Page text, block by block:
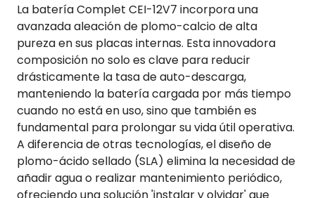
La batería Complet CEI-12V7 incorpora una
avanzada aleación de plomo-calcio de alta
pureza en sus placas internas. Esta innovadora
composición no solo es clave para reducir
drásticamente la tasa de auto-descarga,
manteniendo la batería cargada por más tiempo
cuando no está en uso, sino que también es
fundamental para prolongar su vida útil operativa.
A diferencia de otras tecnologías, el diseño de
plomo-ácido sellado (SLA) elimina la necesidad de
añadir agua o realizar mantenimiento periódico,
ofreciendo una solución 'instalar y olvidar' que